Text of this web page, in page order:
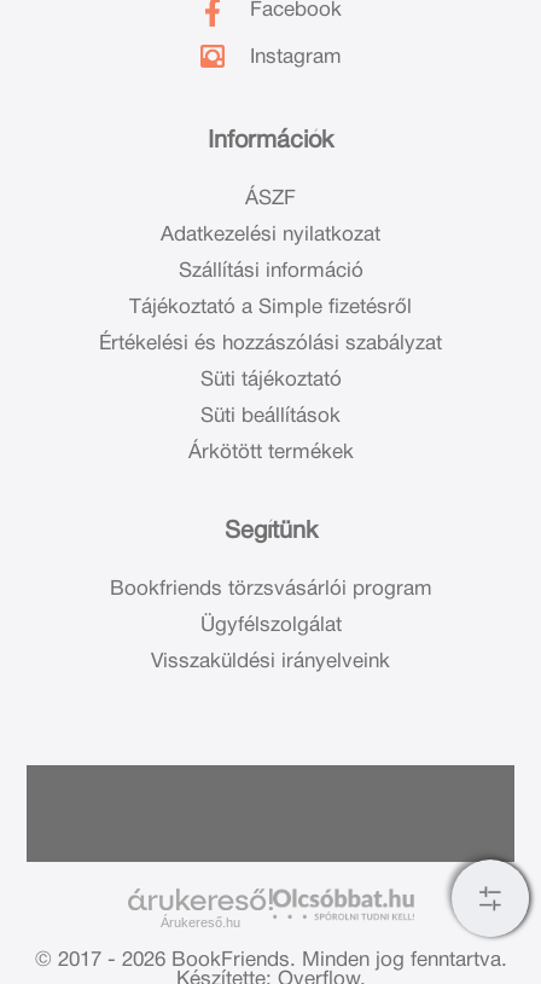
Információk
ÁSZF
Adatkezelési nyilatkozat
Szállítási információ
Tájékoztató a Simple fizetésről
Értékelési és hozzászólási szabályzat
Süti tájékoztató
Süti beállítások
Árkötött termékek
Segítünk
Bookfriends törzsvásárlói program
Ügyfélszolgálat
Visszaküldési irányelveink
Facebook
Instagram
Árukereső.hu
© 2017 - 2026 BookFriends. Minden jog fenntartva.
Készítette: Overflow.